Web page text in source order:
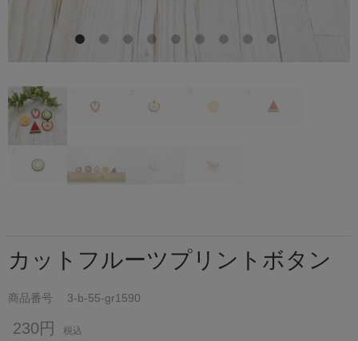
カットフルーツプリントボタン
商品番号 3-b-55-gr1590
230円 税込